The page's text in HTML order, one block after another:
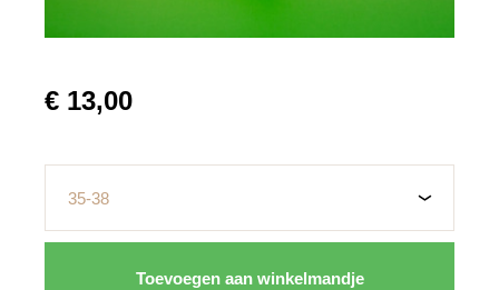
€ 13,00
Toevoegen aan winkelmandje